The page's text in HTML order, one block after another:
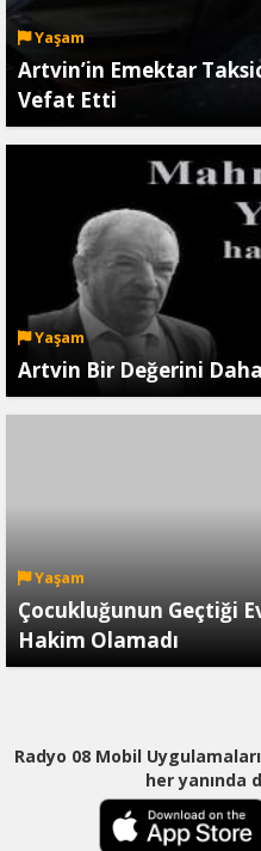
Yaşam
Artvin’in Emektar
Vefat Etti
Yaşam
Artvin Bir Değerini
Yaşam
Çocukluğunun Geçtiği
Hakim Olamadı
Radyo 08 Mobil
her yanında